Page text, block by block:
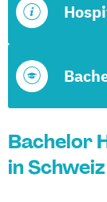
Bachelor
in